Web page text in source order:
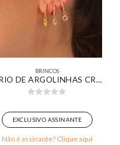
BRINCOS
TRIO DE ARGOLINHAS CRAVEJADA COM PINGENTES MULTIFORMAS COLORIDOS BANHADO EM OURO 18K
EXCLUSIVO ASSINANTE
Não é assinante? Clique aqui